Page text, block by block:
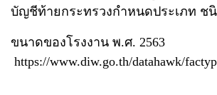
บัญชีท้ายกระทรวงกำหนดประเภท ช
ขนาดของโรงงาน พ.ศ. 2563
https://www.diw.go.th/datahawk/